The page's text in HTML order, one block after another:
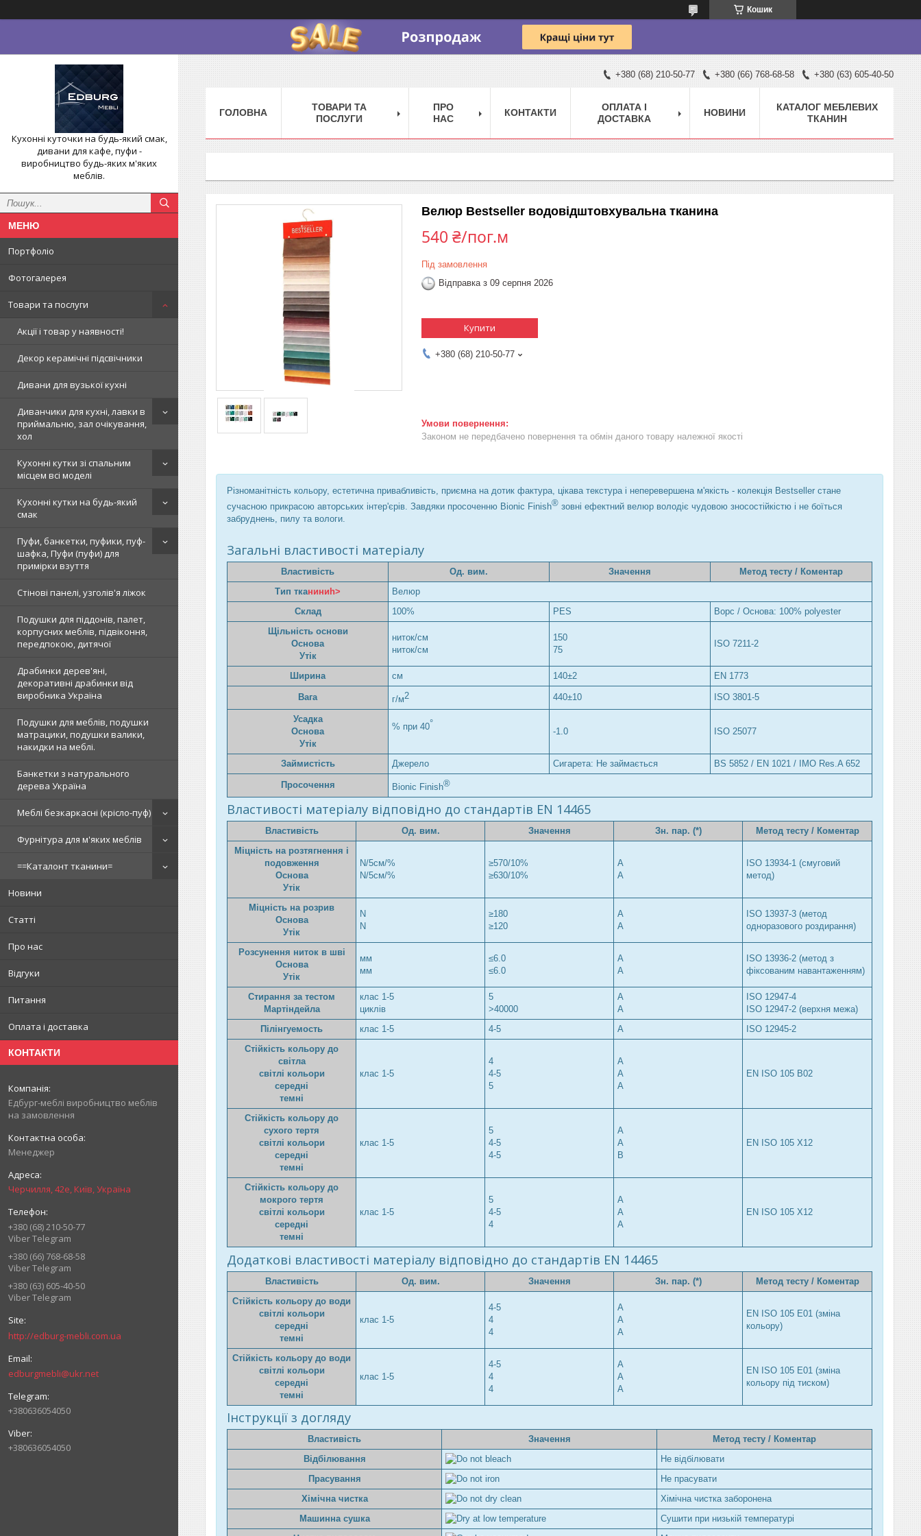
Кошик
Кухонні куточки на будь-який смак,
дивани для кафе, пуфи -
виробництво будь-яких м'яких
меблів.
Портфоліо
Фотогалерея
Товари та послуги
Акції і товар у наявності!
Декор керамічні підсвічники
Дивани для вузької кухні
Диванчики для кухні, лавки в
приймальню, зал очікування,
хол
Кухонні кутки зі спальним
місцем всі моделі
Кухонні кутки на будь-який
смак
Пуфи, банкетки, пуфики, пуф-
шафка, Пуфи (пуфи) для
примірки взуття
Стінові панелі, узголів'я ліжок
Подушки для піддонів, палет,
корпусних меблів, підвіконня,
передпокою, дитячої
Драбинки дерев'яні,
декоративні драбинки від
виробника Україна
Подушки для меблів, подушки
матрацики, подушки валики,
накидки на меблі.
Банкетки з натурального
дерева Україна
Меблі безкаркасні (крісло-пуф)
Фурнітура для м'яких меблів
==Каталонт тканини=
Новини
Статті
Про нас
Відгуки
Питання
Оплата і доставка
КОНТАКТИ
Едбург-меблі виробництво меблів
на замовлення
Менеджер
Черчилля, 42е, Київ, Україна
+380 (68) 210-50-77
Viber Telegram
+380 (66) 768-68-58
Viber Telegram
+380 (63) 605-40-50
Viber Telegram
http://edburg-mebli.com.ua
edburgmebli@ukr.net
+380636054050
+380636054050
+380 (68) 210-50-77 +380 (66) 768-68-58 +380 (63) 605-40-50
ГОЛОВНА
ТОВАРИ ТА
ПОСЛУГИ
ПРО
НАС
КОНТАКТИ
ОПЛАТА І
ДОСТАВКА
НОВИНИ
КАТАЛОГ МЕБЛЕВИХ
ТКАНИН
Велюр Bestseller водовідштовхувальна тканина
540 ₴/пог.м
Під замовлення
Відправка з 09 серпня 2026
Купити
+380 (68) 210-50-77
Законом не передбачено повернення та обмін даного товару належної якості
Різноманітність кольору, естетична привабливість, приємна на дотик фактура, цікава текстура і неперевершена м'якість - колекція Bestseller стане
сучасною прикрасою авторських інтер'єрів. Завдяки просоченню Bionic Finish® зовні ефектний велюр володіє чудовою зносостійкістю і не боїться
забруднень, пилу та вологи.
Загальні властивості матеріалу
Властивість Од. вим. Значення
Метод тесту / Коментар
Тип тканиниh>
Велюр
Склад
100% PES
Ворс / Основа: 100% polyester
Щільність основи
Основа
Утік
ниток/см
ниток/см
150
75
ISO 7211-2
Ширина см 140±2 EN 1773
Вага г/м2 440±10 ISO 3801-5
Усадка
Основа
Утік
% при 40°
-1.0
ISO 25077
Займистість Джерело Сигарета: Не займається BS 5852 / EN 1021 / IMO Res.A 652
Просочення Bionic Finish®
Властивості матеріалу відповідно до стандартів EN 14465
Властивість Од. вим. Значення Зн. пар. (*)
Метод тесту / Коментар
Міцність на розтягнення і
подовження
Основа
Утік
N/5см/%
N/5см/%
≥570/10%
≥630/10%
A
A
ISO 13934-1 (смуговий
метод)
Міцність на розрив
Основа
Утік
N
N
≥180
≥120
A
A
ISO 13937-3 (метод
одноразового роздирання)
Розсунення ниток в шві
Основа
Утік
мм
мм
≤6.0
≤6.0
A
A
ISO 13936-2 (метод з
фіксованим навантаженням)
Стирання за тестом
Мартіндейла
клас 1-5
циклів
5
>40000
A
A
ISO 12947-4
ISO 12947-2 (верхня межа)
Пілінгуемость
клас 1-5 4-5 A
ISO 12945-2
Стійкість кольору до
світла
світлі кольори
середні
темні
клас 1-5
4
4-5
5
A
A
A
EN ISO 105 B02
Стійкість кольору до
сухого тертя
світлі кольори
середні
темні
клас 1-5
5
4-5
4-5
A
A
B
EN ISO 105 X12
Стійкість кольору до
мокрого тертя
світлі кольори
середні
темні
клас 1-5
5
4-5
4
A
A
A
EN ISO 105 X12
Додаткові властивості матеріалу відповідно до стандартів EN 14465
Властивість Од. вим. Значення Зн. пар. (*)
Метод тесту / Коментар
Стійкість кольору до води
світлі кольори
середні
темні
клас 1-5
4-5
4
4
A
A
A
EN ISO 105 E01 (зміна
кольору)
Стійкість кольору до води
світлі кольори
середні
темні
клас 1-5
4-5
4
4
A
A
A
EN ISO 105 E01 (зміна
кольору під тиском)
Інструкції з догляду
Властивість Значення
Метод тесту / Коментар
Відбілювання
Не відбілювати
Прасування
Не прасувати
Хімічна чистка
Хімічна чистка заборонена
Машинна сушка
Сушити при низькій температурі